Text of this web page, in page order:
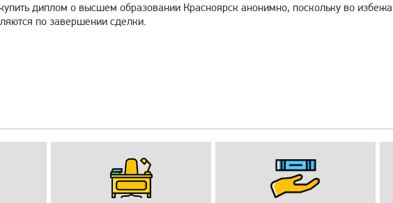
диплом о высшем образовании Красноярск анонимно, поскольку во
по завершении сделки.